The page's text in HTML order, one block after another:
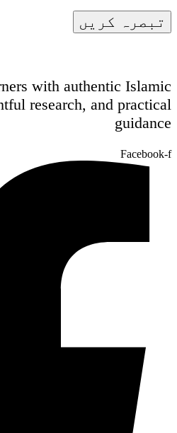
with authentic Islamic
research, and practical
guidance
Facebook-f